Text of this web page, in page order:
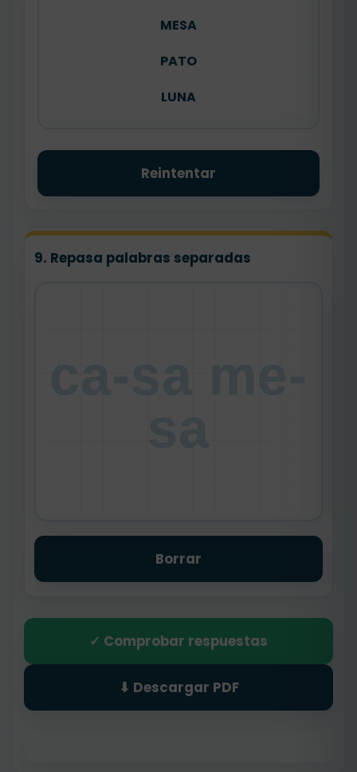
MESA
PATO
LUNA
Reintentar
9. Repasa palabras separadas
Borrar
✓ Comprobar respuestas
⬇ Descargar PDF